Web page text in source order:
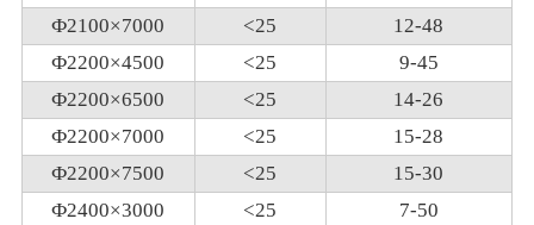
Ф2100×7000
<25
12-48
Ф2200×4500
<25
9-45
Ф2200×6500
<25
14-26
Ф2200×7000
<25
15-28
Ф2200×7500
<25
15-30
Ф2400×3000
<25
7-50